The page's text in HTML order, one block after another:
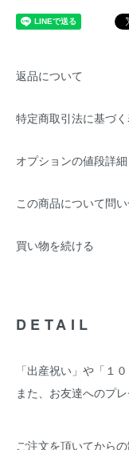
返品について
特定商取引法に基づ
オプションの値段詳細
この商品について問
買い物を続ける
DETAIL
「出産祝い」や「１
また、お友達へのプ
ご注文を頂いてから